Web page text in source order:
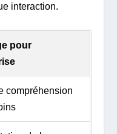
interaction.
pour
compréhension